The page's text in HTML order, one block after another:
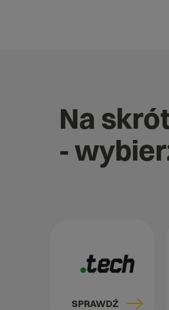
Na
-
SPRAWDŹ